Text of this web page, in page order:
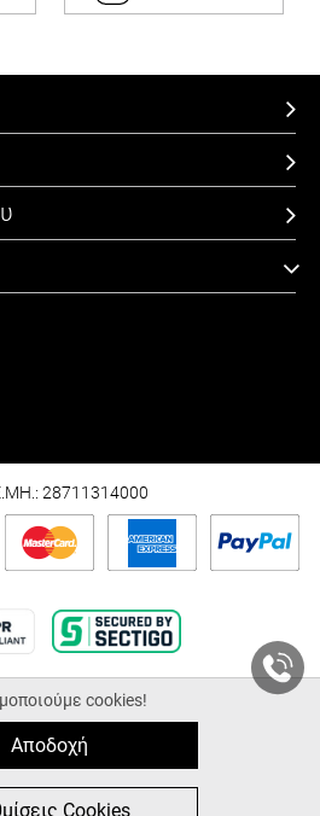
28711314000
ONE eCommerce Business Development by
Plushost.gr
0
cookies!
Αποδοχή
Cookies